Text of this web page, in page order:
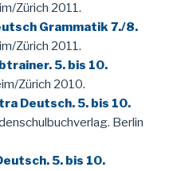
Zürich 2011.
Grammatik 7./8.
Zürich 2011.
5. bis 10.
Zürich 2010.
Deutsch. 5. bis 10.
Berlin
5. bis 10.